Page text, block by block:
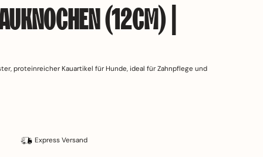
(12 CM) |
proteinreicher Kauartikel für Hunde, ideal für Zahnpflege und
Express Versand